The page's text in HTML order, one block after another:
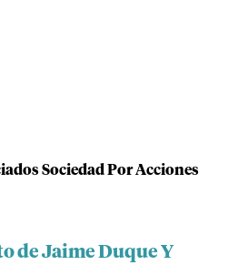
Sociedad Por Acciones
de Jaime Duque Y